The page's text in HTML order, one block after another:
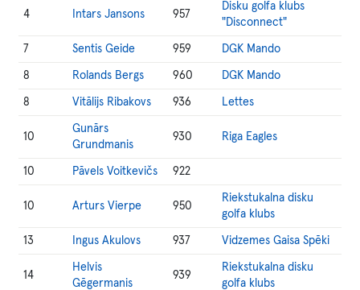
4 Intars Jansons 957
Disku golfa klubs
"Disconnect"
7 Sentis Geide 959 DGK Mando
8 Rolands Bergs 960 DGK Mando
8 Vitālijs Ribakovs 936 Lettes
10
Gunārs
Grundmanis
930 Riga Eagles
10 Pāvels Voitkevičs 922
10 Arturs Vierpe 950
Riekstukalna disku
golfa klubs
13 Ingus Akulovs 937 Vidzemes Gaisa Spēki
14
Helvis
Gēgermanis
939
Riekstukalna disku
golfa klubs